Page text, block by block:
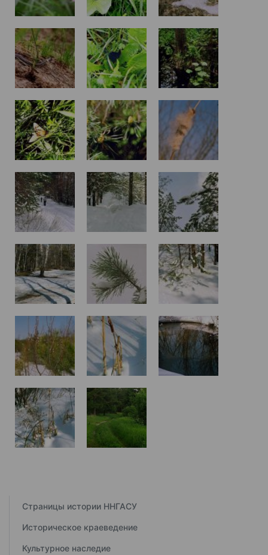
Страницы истории ННГАСУ
Историческое краеведение
Культурное наследие